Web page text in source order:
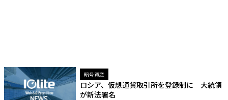
暗号資産
ロシア、仮想通貨取引所を登録制に 大統領
が新法署名